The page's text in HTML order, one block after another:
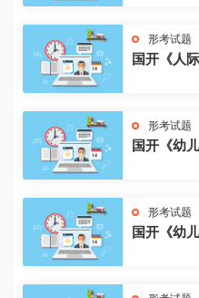
形考试题
国开《人
形考试题
国开《幼
形考试题
国开《幼